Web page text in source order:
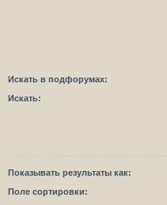
Искать в подфорумах:
Искать:
Показывать результаты как:
Поле сортировки: